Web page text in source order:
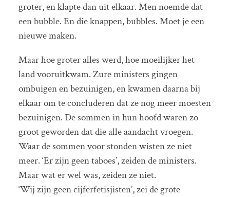
groter, en klapte dan uit elkaar. Men noemde dat
een bubble. En die knappen, bubbles. Moet je een
nieuwe maken.
Maar hoe groter alles werd, hoe moeilijker het
land vooruitkwam. Zure ministers gingen
ombuigen en bezuinigen, en kwamen daarna bij
elkaar om te concluderen dat ze nog meer moesten
bezuinigen. De sommen in hun hoofd waren zo
groot geworden dat die alle aandacht vroegen.
Waar de sommen voor stonden wisten ze niet
meer. ‘Er zijn geen taboes’, zeiden de ministers.
Maar wat er wel was, zeiden ze niet.
‘Wij zijn geen cijferfetisjisten’, zei de grote